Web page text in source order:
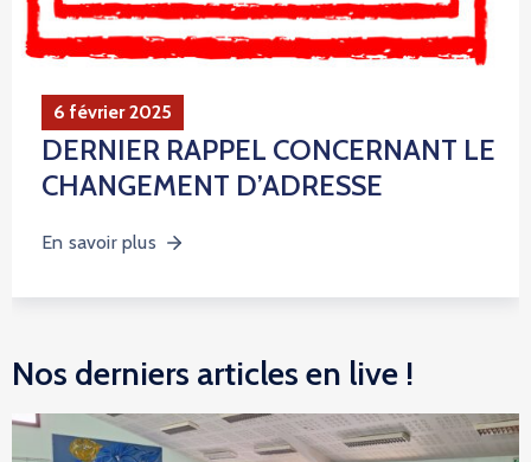
6 février 2025
DERNIER RAPPEL CONCERNANT LE
CHANGEMENT D’ADRESSE
En savoir plus
Nos derniers articles en live !